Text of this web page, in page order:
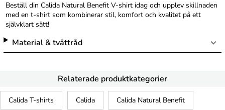
Beställ din Calida Natural Benefit V-shirt idag och upplev skillnaden
med en t-shirt som kombinerar stil, komfort och kvalitet på ett
självklart sätt!
Material & tvättråd
Relaterade produktkategorier
Calida T-shirts Calida Calida Natural Benefit